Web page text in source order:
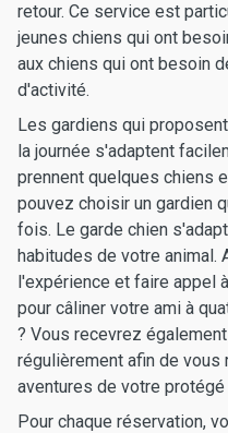
retour. Ce service est
jeunes chiens qui ont
aux chiens qui ont besoin
d'activité.
Les gardiens qui
la journée s'adaptent
prennent quelques chiens
pouvez choisir un gardien
fois. Le garde chien
habitudes de votre animal.
l'expérience et faire appel
pour câliner votre ami à
? Vous recevrez
régulièrement afin de
aventures de votre protégé
Pour chaque réservation,